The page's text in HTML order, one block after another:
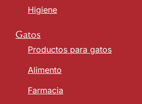
Higiene
Gatos
Productos para gatos
Alimento
Farmacia